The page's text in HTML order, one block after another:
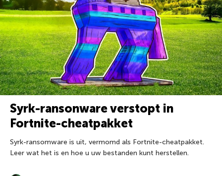
Syrk-ransonware verstopt in
Fortnite-cheatpakket
Syrk-ransomware is uit, vermomd als Fortnite-cheatpakket.
Leer wat het is en hoe u uw bestanden kunt herstellen.